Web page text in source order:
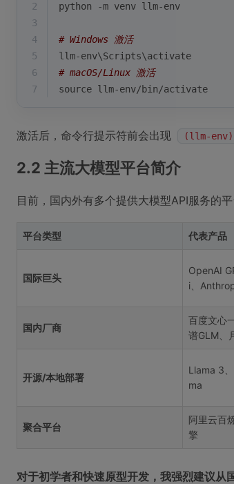
2
python -m venv llm-env
3
4
# Windows 激活
5
llm-env\Scripts\activate
6
# macOS/Linux 激活
7
source llm-env/bin/activate
激活后，命令行提示符前会出现 (llm-env)
2.2 主流大模型平台简介
目前，国内外有多个提供大模型API服务的
平台类型 代表产品
国际巨头
OpenAI
i、
国内厂商
百度文心
谱GLM、
开源/本地部署
Llama 3
ma
聚合平台
阿里云百
擎
对于初学者和快速原型开发，我强烈建议从